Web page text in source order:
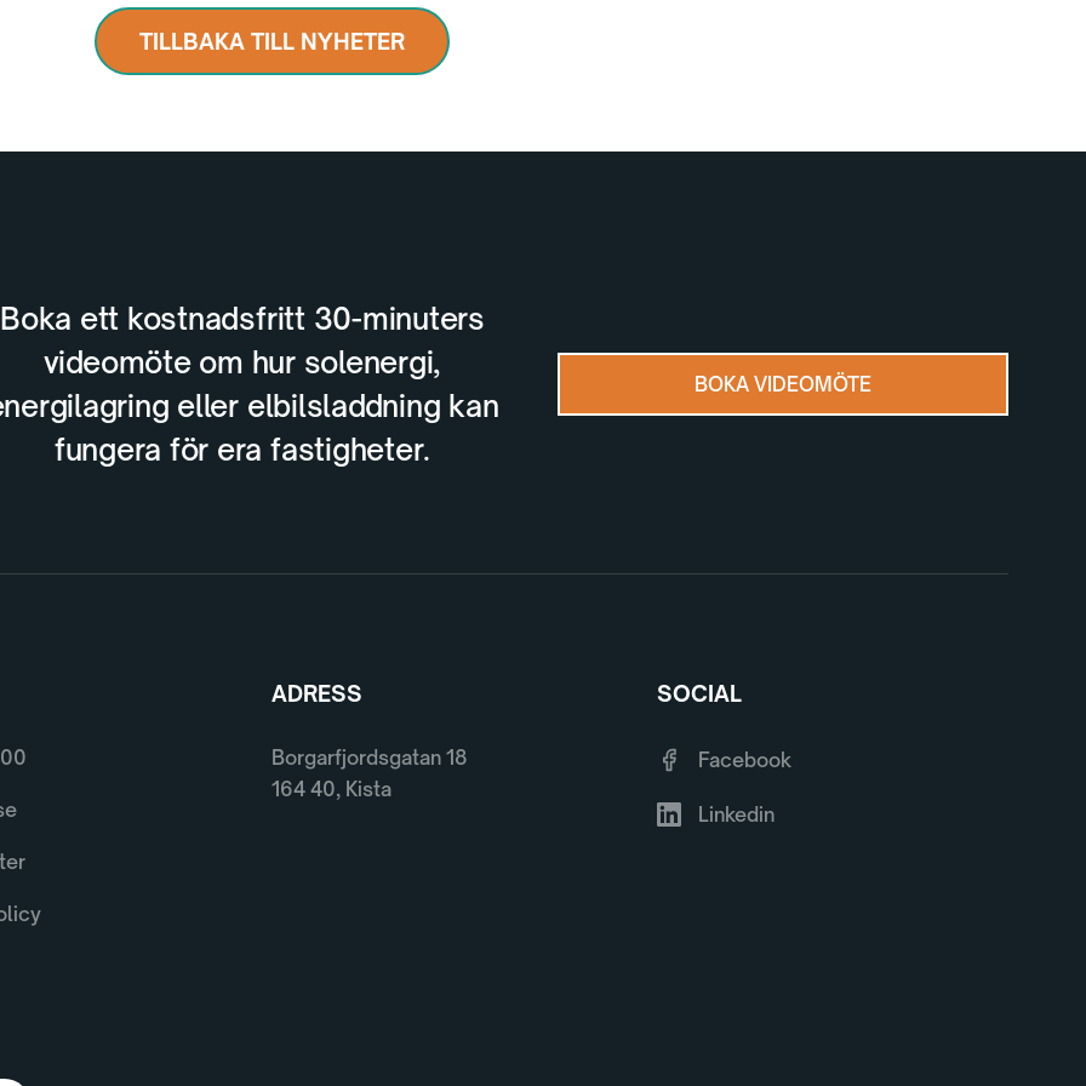
TILLBAKA TILL NYHETER
BOKA VIDEOMÖTE
Boka ett kostnadsfritt 30-minuters
videomöte om hur solenergi,
eller elbilsladdning kan
fungera för era fastigheter.
ADRESS
Borgarfjordsgatan 18
164 40, Kista
SOCIAL
Facebook
Linkedin